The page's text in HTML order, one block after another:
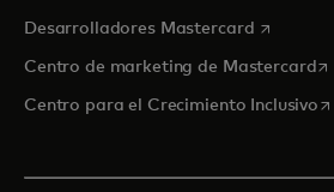
Desarrolladores Mastercard se abre
Centro de marketing de Mastercard
Centro para el Crecimiento Inclusivo